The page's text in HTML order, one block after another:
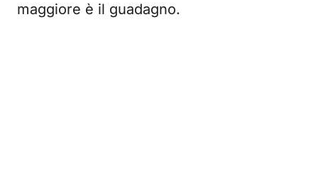
maggiore è il guadagno.